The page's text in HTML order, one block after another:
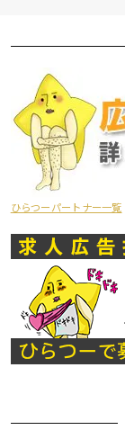
ひらつーパートナー一覧